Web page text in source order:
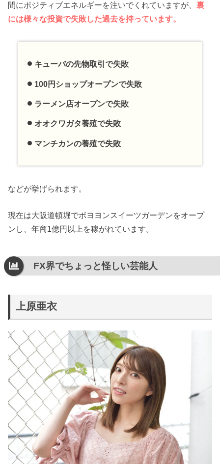
間にポジティブエネルギーを注いでくれていますが、裏
には様々な投資で失敗した過去を持っています。
キューバの先物取引で失敗
100円ショップオープンで失敗
ラーメン店オープンで失敗
オオクワガタ養殖で失敗
マンチカンの養殖で失敗
などが挙げられます。
現在は大阪道頓堀でボヨヨンスイーツガーデンをオープ
ンし、年商1億円以上を稼がれています。
FX界でちょっと怪しい芸能人
上原亜衣